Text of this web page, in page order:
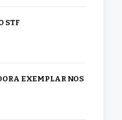
STF
EXEMPLAR NOS